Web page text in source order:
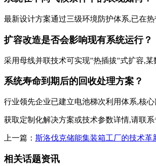
最新设计方案通过三级环境防护体系,已在
扩容改造是否会影响现有系统运行？
采用母线并联技术可实现"热插拔"式扩容,某
系统寿命到期后的回收处理方案？
行业领先企业已建立电池梯次利用体系,核
获取定制化解决方案或技术参数详情,请联系
上一篇： 斯洛伐克储能集装箱工厂的技术革
相关话题资讯